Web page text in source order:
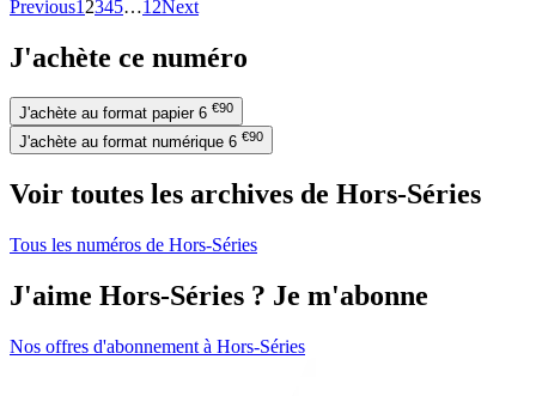
Previous1 2345…12Next
J'achète ce numéro
J'achète au format papier 6 €90
J'achète au format numérique 6 €90
Voir toutes les archives de Hors-Séries
Tous les numéros de Hors-Séries
J'aime Hors-Séries ? Je m'abonne
Nos offres d'abonnement à Hors-Séries